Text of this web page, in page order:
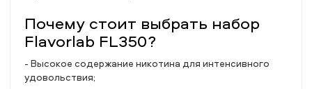
Почему стоит выбрать набор
Flavorlab FL350?
- Высокое содержание никотина для интенсивного
удовольствия;